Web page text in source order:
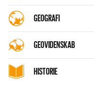
GEOGRAFI
GEOVIDENSKAB
HISTORIE